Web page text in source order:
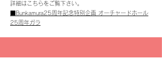
詳細はこちらをご覧下さい。
■Bunkamura25周年記念特別企画 オーチャードホール
25周年ガラ